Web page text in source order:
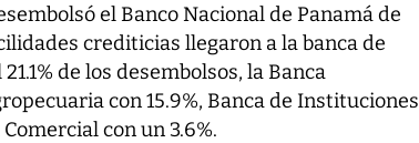
el Banco Nacional de Panamá de
crediticias llegaron a la banca de
de los desembolsos, la Banca
con 15.9%, Banca de Instituciones
con un 3.6%.